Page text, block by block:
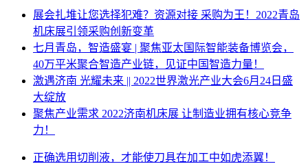
展会扎堆让您选择犯难？资源对接 采购为王！2022青岛
机床展引领采购创新变革
七月青岛，智造盛宴 | 聚焦亚太国际智能装备博览会，
40万平米聚合智造产业链，见证中国智造力量！
激遇济南 光耀未来 || 2022世界激光产业大会6月24日盛
大绽放
聚焦产业需求 2022济南机床展 让制造业拥有核心竞争
力！
正确选用切削液，才能使刀具在加工中如虎添翼！